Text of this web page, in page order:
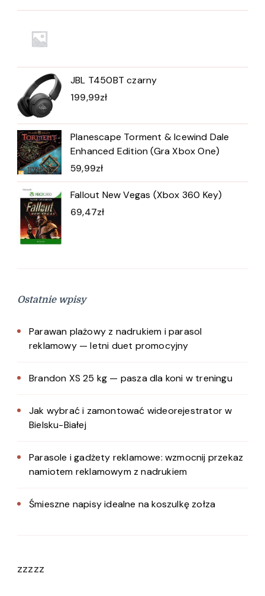
JBL T450BT czarny
199,99zł
Planescape Torment & Icewind Dale
Enhanced Edition (Gra Xbox One)
59,99zł
Fallout New Vegas (Xbox 360 Key)
69,47zł
Ostatnie wpisy
Parawan plażowy z nadrukiem i parasol
reklamowy — letni duet promocyjny
Brandon XS 25 kg — pasza dla koni w treningu
Jak wybrać i zamontować wideorejestrator w
Bielsku-Białej
Parasole i gadżety reklamowe: wzmocnij przekaz
namiotem reklamowym z nadrukiem
Śmieszne napisy idealne na koszulkę zołza
zzzzz